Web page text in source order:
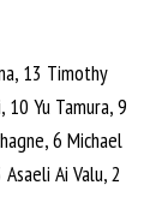
13 Timothy
Yu Tamura, 9
6 Michael
Ai Valu, 2